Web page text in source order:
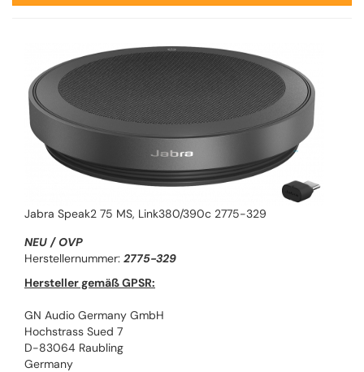
Jabra Speak2 75 MS, Link380/390c 2775-329
NEU / OVP
Herstellernummer: 2775-329
Hersteller gemäß GPSR:
GN Audio Germany GmbH
Hochstrass Sued 7
D-83064 Raubling
Germany